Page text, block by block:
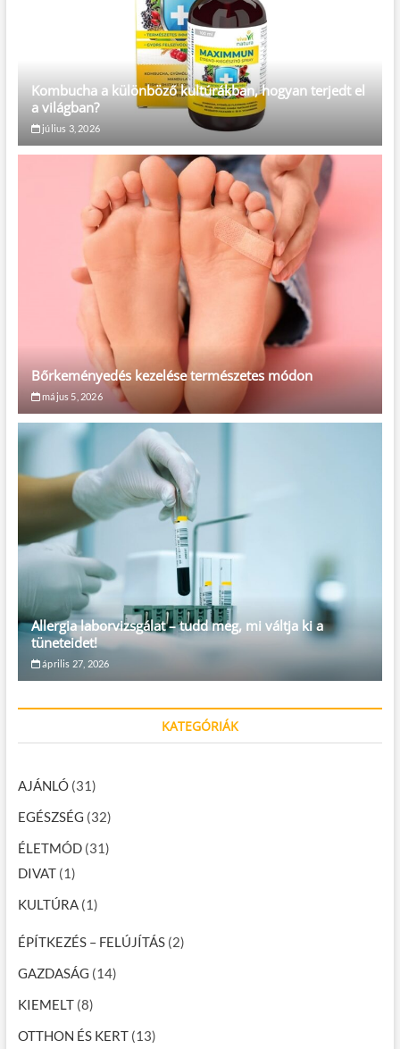
Kombucha a különböző kultúrákban, hogyan terjedt el
a világban?
július 3, 2026
Bőrkeményedés kezelése természetes módon
május 5, 2026
Allergia laborvizsgálat – tudd meg, mi váltja ki a
tüneteidet!
április 27, 2026
KATEGÓRIÁK
AJÁNLÓ(31)
EGÉSZSÉG (32)
ÉLETMÓD(31)
DIVAT(1)
KULTÚRA(1)
ÉPÍTKEZÉS – FELÚJÍTÁS(2)
GAZDASÁG (14)
KIEMELT(8)
OTTHON ÉS KERT(13)